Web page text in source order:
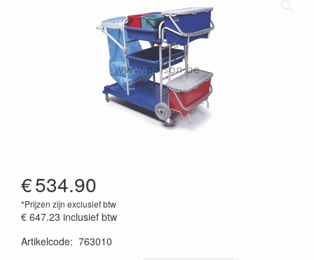
€534.90
*Prijzen zijn exclusief btw
€ 647.23 inclusief btw
Artikelcode: 763010